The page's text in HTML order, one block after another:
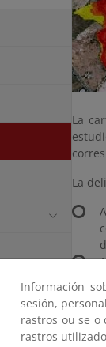
La
La
En el
Información
sesión,
rastros ou se
rastros